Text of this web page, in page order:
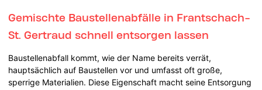
Gemischte Baustellenabfälle in Frantschach-
St. Gertraud schnell entsorgen lassen
Baustellenabfall kommt, wie der Name bereits verrät,
hauptsächlich auf Baustellen vor und umfasst oft große,
sperrige Materialien. Diese Eigenschaft macht seine Entsorgung